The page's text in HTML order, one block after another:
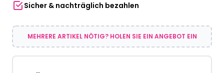
Sicher & nachträglich bezahlen
MEHRERE ARTIKEL NÖTIG? HOLEN SIE EIN ANGEBOT EIN